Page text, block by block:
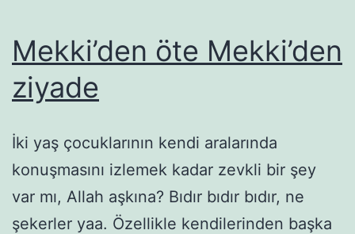
Mekki’den öte Mekki’den
ziyade
İki yaş çocuklarının kendi aralarında
konuşmasını izlemek kadar zevkli bir şey
var mı, Allah aşkına? Bıdır bıdır bıdır, ne
şekerler yaa. Özellikle kendilerinden başka